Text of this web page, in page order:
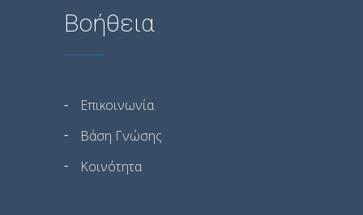
Βοήθεια
Επικοινωνία
Βάση Γνώσης
Κοινότητα